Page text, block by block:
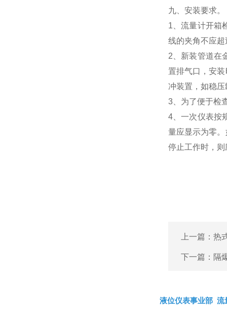
九、安装要求。
1、流量计开箱
线的夹角不应
2、新装管道在
置排气口，安
冲装置，如稳
3、为了便于检
4、一次仪表按
量应显示为零
停止工作时，
上一篇： 热
下一篇： 隔
液位仪表事业部 流